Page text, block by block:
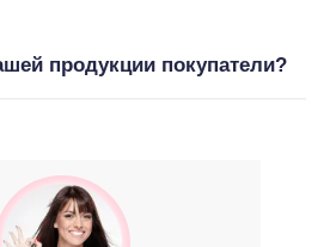
продукции покупатели?